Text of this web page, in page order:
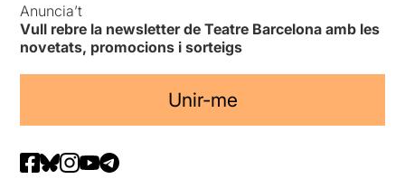
Anuncia’t
Vull rebre la newsletter de Teatre Barcelona amb les
novetats, promocions i sorteigs
Unir-me